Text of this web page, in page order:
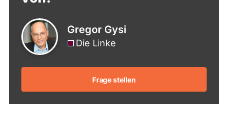
Gregor Gysi
Die Linke
Frage stellen